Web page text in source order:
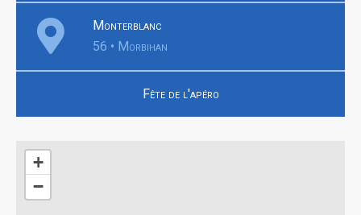
Monterblanc
56 • Morbihan
Fête de l'apéro
+
−